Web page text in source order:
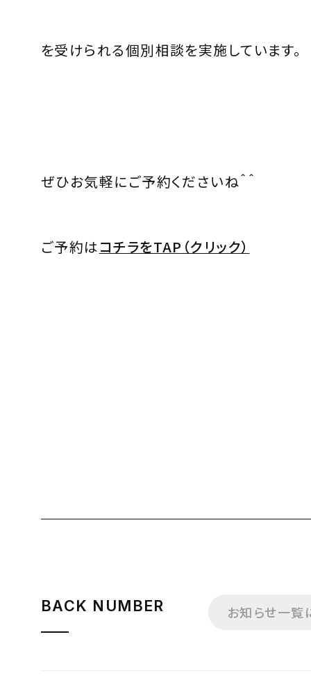
を受けられる個別相談を実施しています。
ぜひお気軽にご予約くださいね＾＾
ご予約はコチラをTAP（クリック）
BACK NUMBER お知らせ一覧